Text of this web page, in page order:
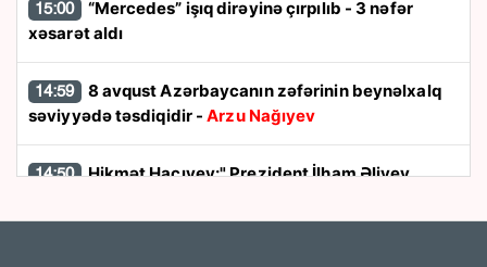
15:00
xəsarət aldı
14:59
səviyyədə təsdiqidir -Arzu Nağıyev
14:50 Hikmət Hacıyev:" Prezident İlham Əliyev